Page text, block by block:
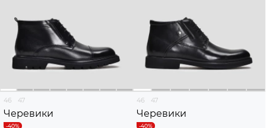
46 47
Черевики
46 47
Черевики